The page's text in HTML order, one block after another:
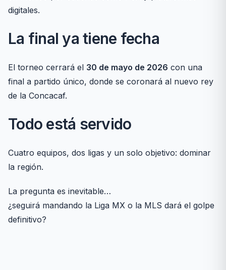
digitales.
La final ya tiene fecha
El torneo cerrará el 30 de mayo de 2026 con una
final a partido único, donde se coronará al nuevo rey
de la Concacaf.
Todo está servido
Cuatro equipos, dos ligas y un solo objetivo: dominar
la región.
La pregunta es inevitable…
¿seguirá mandando la Liga MX o la MLS dará el golpe
definitivo?